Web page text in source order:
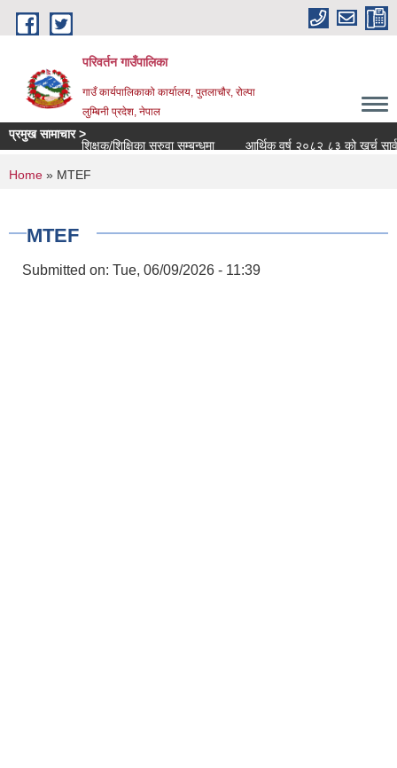
Skip to main content
परिवर्तन गाउँपालिका
गाउँ कार्यपालिकाको कार्यालय, पुतलाचौर, रोल्पा
लुम्बिनी प्रदेश, नेपाल
प्रमुख सामाचार >
शिक्षक/शिक्षिका सरुवा सम्बन्धमा
आर्थिक वर्ष २०८२ ८३ को खर्च
You are here
Home » MTEF
MTEF
Submitted on: Tue, 06/09/2026 - 11:39